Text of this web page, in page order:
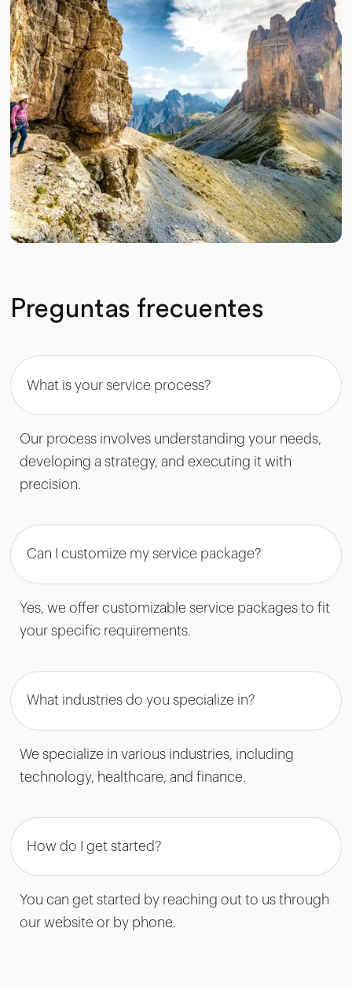
Preguntas frecuentes
What is your service process?
Our process involves understanding your needs,
developing a strategy, and executing it with
precision.
Can I customize my service package?
Yes, we offer customizable service packages to fit
your specific requirements.
What industries do you specialize in?
We specialize in various industries, including
technology, healthcare, and finance.
How do I get started?
You can get started by reaching out to us through
our website or by phone.